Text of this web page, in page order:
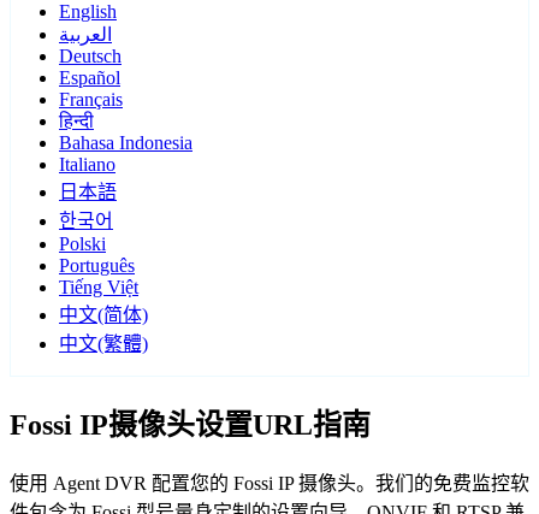
English
العربية
Deutsch
Español
Français
हिन्दी
Bahasa Indonesia
Italiano
日本語
한국어
Polski
Português
Tiếng Việt
中文(简体)
中文(繁體)
Fossi IP摄像头设置URL指南
使用 Agent DVR 配置您的 Fossi IP 摄像头。我们的免费监控软